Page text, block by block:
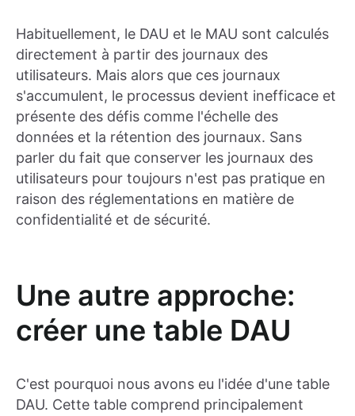
Habituellement, le DAU et le MAU sont calculés
directement à partir des journaux des
utilisateurs. Mais alors que ces journaux
s'accumulent, le processus devient inefficace et
présente des défis comme l'échelle des
données et la rétention des journaux. Sans
parler du fait que conserver les journaux des
utilisateurs pour toujours n'est pas pratique en
raison des réglementations en matière de
confidentialité et de sécurité.
Une autre approche:
créer une table DAU
C'est pourquoi nous avons eu l'idée d'une table
DAU. Cette table comprend principalement